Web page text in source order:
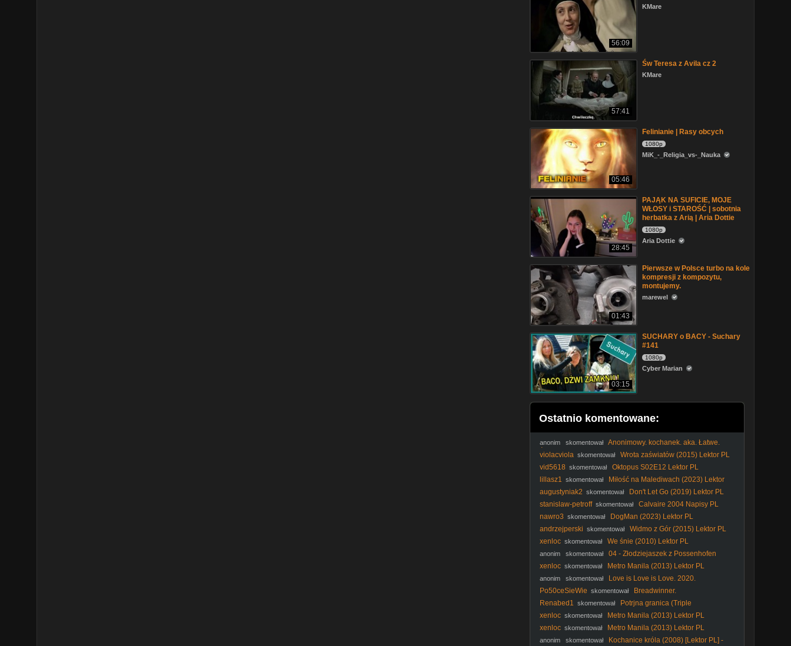
56:09
KMare
57:41
Św Teresa z Avila cz 2
KMare
05:46
Felinianie | Rasy obcych
1080p
MiK_-_Religia_vs-_Nauka
28:45
PAJĄK NA SUFICIE, MOJE
WŁOSY i STAROŚĆ | sobotnia
herbatka z Arią | Aria Dottie
1080p
Aria Dottie
01:43
Pierwsze w Polsce turbo na kole
kompresji z kompozytu,
montujemy.
marewel
03:15
SUCHARY o BACY - Suchary
#141
1080p
Cyber Marian
Ostatnio komentowane:
anonim skomentował Anonimowy. kochanek. aka. Łatwe.
Życie. 1949. Lektor.pl
violacviola skomentował
Wrota zaświatów (2015) Lektor PL
vid5618 skomentował
Oktopus S02E12 Lektor PL
lillasz1 skomentował
Miłość na Malediwach (2023) Lektor
PL
augustyniak2 skomentował
Don't Let Go (2019) Lektor PL
stanislaw-petroff skomentował
Calvaire 2004 Napisy PL
nawro3 skomentował
DogMan (2023) Lektor PL
andrzejperski skomentował
Widmo z Gór (2015) Lektor PL
xenloc skomentował We śnie (2010) Lektor PL
anonim skomentował
04 - Złodziejaszek z Possenhofen
xenloc skomentował Metro Manila (2013) Lektor PL
anonim skomentował
Love is Love is Love. 2020.
Po50ceSieWie skomentował
Breadwinner.
Renabed1 skomentował
Potrjna granica (Triple
Frontier2019) Lektor Pl 1080p.
xenloc skomentował
Metro Manila (2013) Lektor PL
xenloc skomentował Metro Manila (2013) Lektor PL
anonim skomentował
Kochanice króla (2008) [Lektor PL] -